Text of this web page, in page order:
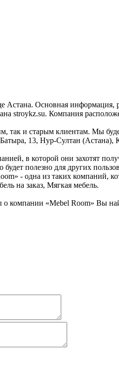
Астана. Основная
stroykz.su. Компания
так и старым клиентам. Мы
13, Нур-Султан (Астана),
в которой они захотят
полезно для других
- одна из таких компаний,
на заказ, Мягкая мебель.
«Mebel Room» Вы